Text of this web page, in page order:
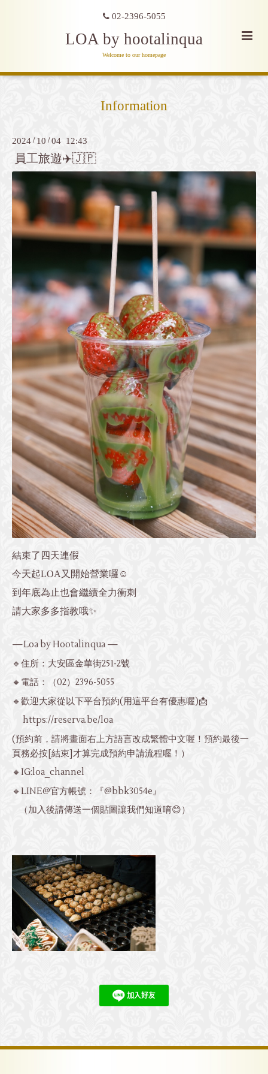
02-2396-5055
LOA by hootalinqua
Welcome to our homepage
Information
2024 / 10 /04 12:43
員工旅遊✈️🇯🇵
結束了四天連假
今天起LOA又開始營業囉☺️
到年底為止也會繼續全力衝刺
請大家多多指教哦✨
—Loa by Hootalinqua —
🔹住所：大安區金華街251-2號
🔸電話：
（02）2396-5055
🔹歡迎大家從以下平台預約(用這平台有優惠喔)📩
https://reserva.be/loa
(預約前，請將畫面右上方語言改成繁體中文喔！預約最後一
頁務必按[結束]才算完成預約申請流程喔！）
🔸IG:loa_channel
🔹LINE@官方帳號：『@bbk3054e』
（加入後請傳送一個貼圖讓我們知道唷😊）